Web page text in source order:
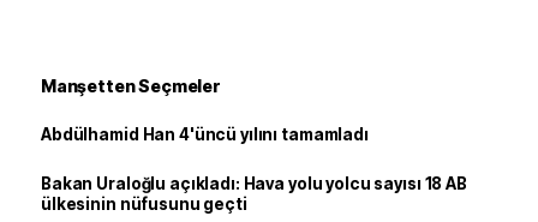
Manşetten Seçmeler
Abdülhamid Han 4'üncü yılını tamamladı
Bakan Uraloğlu açıkladı: Hava yolu yolcu sayısı 18 AB
ülkesinin nüfusunu geçti